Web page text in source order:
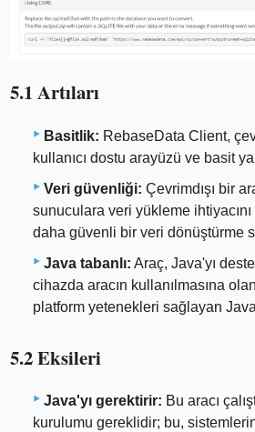
5.1 Artıları
Basitlik: RebaseData Client,
kullanıcı dostu arayüzü ve basit
Veri güvenliği: Çevrimdışı bir
sunuculara veri yükleme
daha güvenli bir veri dönüştürme
Java tabanlı: Araç, Java'yı
cihazda aracın kullanılmasına
platform yetenekleri sağlayan
5.2 Eksileri
Java'yı gerektirir: Bu aracı
kurulumu gereklidir; bu,